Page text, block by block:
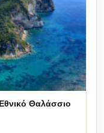
Θαλάσσιο